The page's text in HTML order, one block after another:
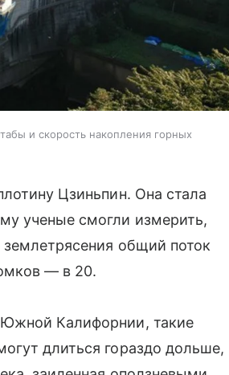
и скорость накопления горных
Цзиньпин. Она стала
ученые смогли измерить,
общий поток
— в 20.
Калифорнии, такие
длиться гораздо дольше,